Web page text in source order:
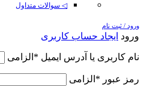
◁ سوالات متداول
ورود / ثبت نام
ورود ایجاد حساب کاربری
نام کاربری یا آدرس ایمیل * الزامی
رمز عبور * الزامی